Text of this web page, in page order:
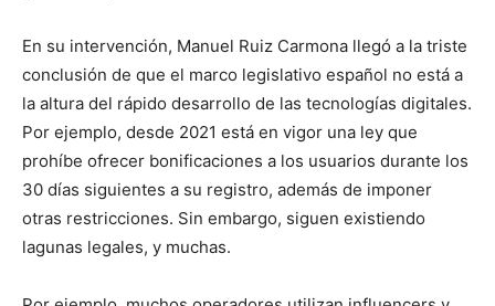
En su intervención, Manuel Ruiz Carmona llegó a la triste
conclusión de que el marco legislativo español no está a
la altura del rápido desarrollo de las tecnologías digitales.
Por ejemplo, desde 2021 está en vigor una ley que
prohíbe ofrecer bonificaciones a los usuarios durante los
30 días siguientes a su registro, además de imponer
otras restricciones. Sin embargo, siguen existiendo
lagunas legales, y muchas.